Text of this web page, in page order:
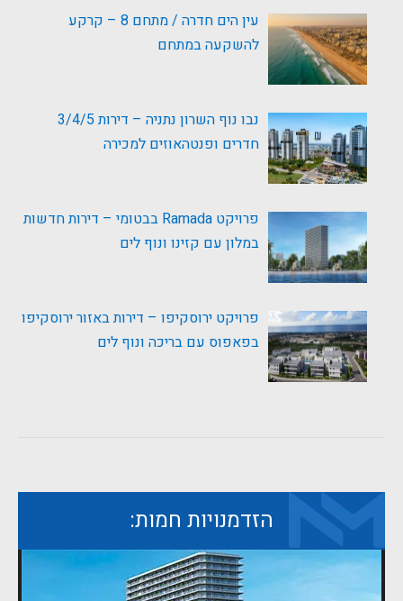
עין הים חדרה / מתחם 8 – קרקע
להשקעה במתחם
נבו נוף השרון נתניה – דירות 3/4/5
חדרים ופנטהאוזים למכירה
פרויקט Ramada בבטומי – דירות חדשות
במלון עם קזינו ונוף לים
פרויקט ירוסקיפו – דירות באזור ירוסקיפו
בפאפוס עם בריכה ונוף לים
הזדמנויות חמות: